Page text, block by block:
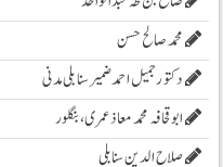
محمد صالح حسن
دکتور جمیل احمد ضمیر سنابلی مدنی
ابو قحافہ محمد معاذ عمری، بنگلور
صلاح الدین سنابلی